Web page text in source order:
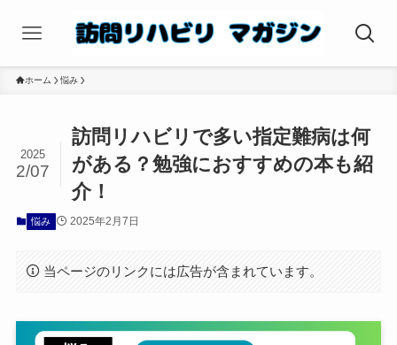
ホーム 悩み
訪問リハビリで多い指定難病は何
がある？勉強におすすめの本も紹
介！
2025
2/07
悩み 2025年2月7日
当ページのリンクには広告が含まれています。